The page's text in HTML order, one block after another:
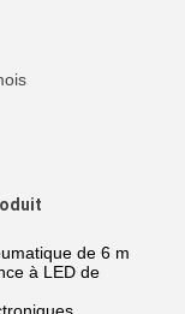
de 6 m
à LED de